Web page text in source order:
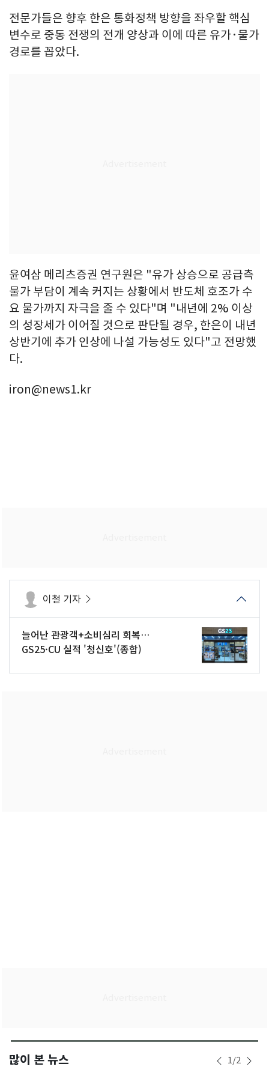
전문가들은 향후 한은 통화정책 방향을 좌우할 핵심
변수로 중동 전쟁의 전개 양상과 이에 따른 유가·물가
경로를 꼽았다.
윤여삼 메리츠증권 연구원은 "유가 상승으로 공급측
물가 부담이 계속 커지는 상황에서 반도체 호조가 수
요 물가까지 자극을 줄 수 있다"며 "내년에 2% 이상
의 성장세가 이어질 것으로 판단될 경우, 한은이 내년
상반기에 추가 인상에 나설 가능성도 있다"고 전망했
다.
iron@news1.kr
이철 기자
늘어난 관광객+소비심리 회복…
GS25·CU 실적 '청신호'(종합)
많이 본 뉴스 1/2